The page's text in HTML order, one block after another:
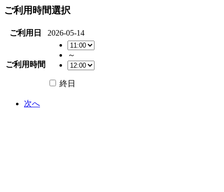
ご利用時間選択
ご利用日 2026-05-14
ご利用時間
～
終日
次へ